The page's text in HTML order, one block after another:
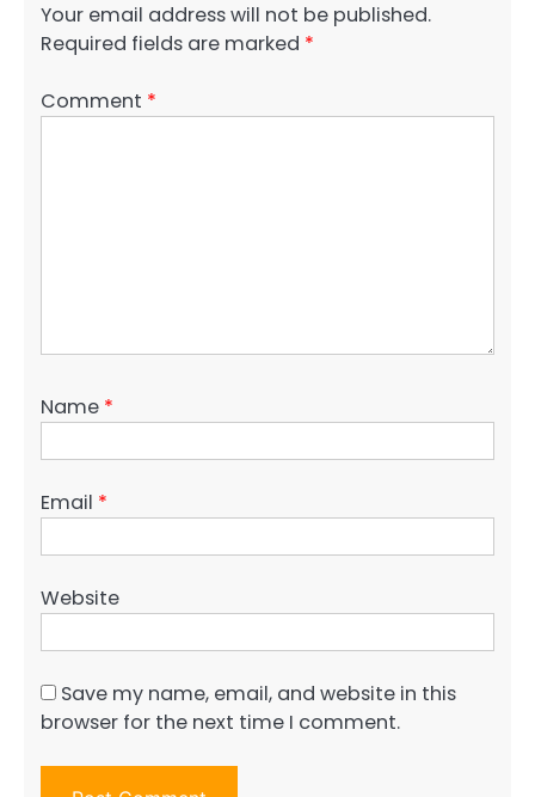
Your email address will not be published.
Required fields are marked *
Comment *
Name *
Email *
Website
Save my name, email, and website in this
browser for the next time I comment.